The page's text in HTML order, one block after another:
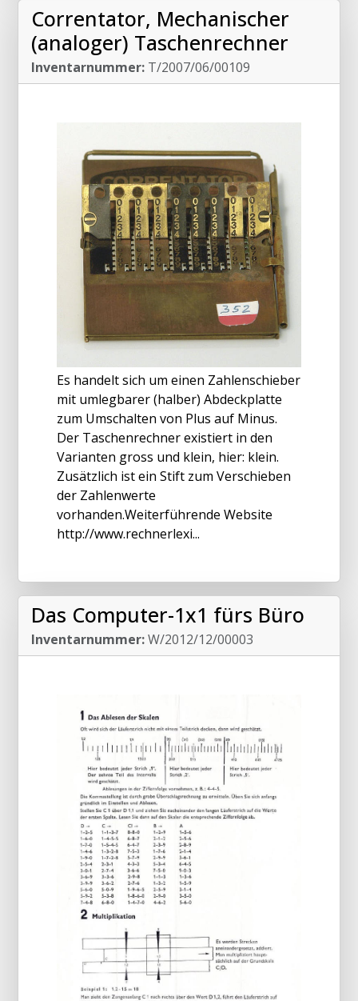
Correntator, Mechanischer
(analoger) Taschenrechner
Inventarnummer: T/2007/06/00109
Es handelt sich um einen Zahlenschieber
mit umlegbarer (halber) Abdeckplatte
zum Umschalten von Plus auf Minus.
Der Taschenrechner existiert in den
Varianten gross und klein, hier: klein.
Zusätzlich ist ein Stift zum Verschieben
der Zahlenwerte
vorhanden.Weiterführende Website
http://www.rechnerlexi...
Das Computer-1x1 fürs Büro
Inventarnummer:W/2012/12/00003